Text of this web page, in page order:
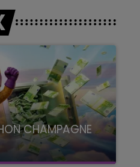
CHAMPAGNE
FM, à 8H10